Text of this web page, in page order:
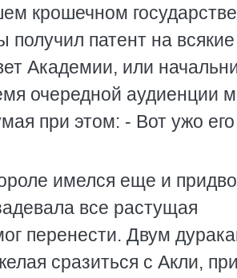
крошечном государстве
патент на всякие
Академии, или
очередной аудиенции
при этом: - Вот ужо его
имелся еще и
все растущая
перенести. Двум
сразиться с Акли,